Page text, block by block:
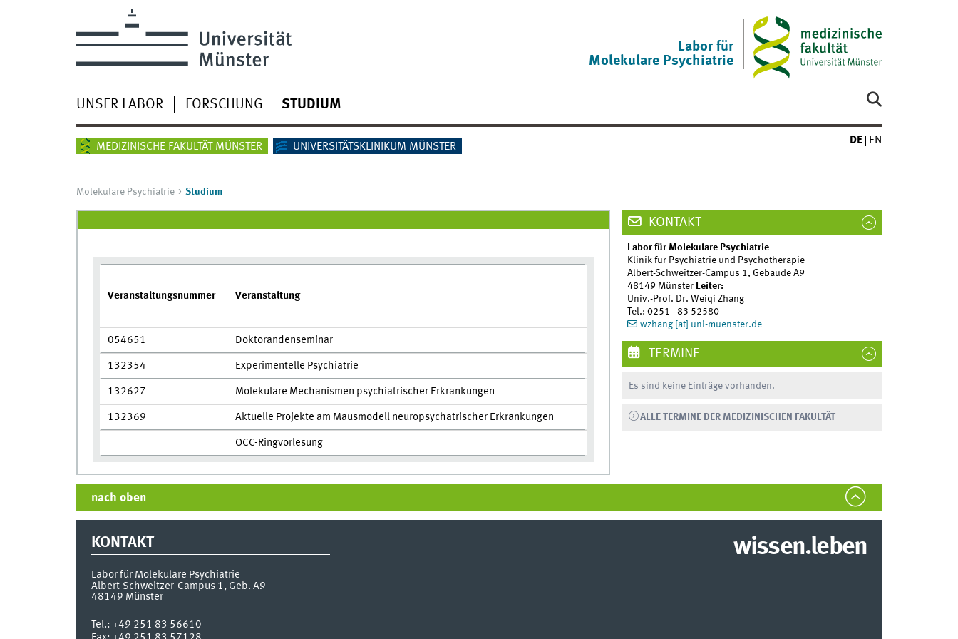
Labor für
Molekulare Psychiatrie
UNSER LABOR FORSCHUNG STUDIUM
MEDIZINISCHE FAKULTÄT MÜNSTER UNIVERSITÄTSKLINIKUM MÜNSTER
DE EN
Molekulare Psychiatrie Studium
Veranstaltungsnummer Veranstaltung
054651 Doktorandenseminar
132354 Experimentelle Psychiatrie
132627 Molekulare Mechanismen psychiatrischer Erkrankungen
132369 Aktuelle Projekte am Mausmodell neuropsychatrischer Erkrankungen
OCC-Ringvorlesung
KONTAKT
Labor für Molekulare Psychiatrie
Klinik für Psychiatrie und Psychotherapie
Albert-Schweitzer-Campus 1, Gebäude A9
48149 Münster Leiter:
Univ.-Prof. Dr. Weiqi Zhang
Tel.: 0251 - 83 52580
wzhang [at] uni-muenster.de
TERMINE
Es sind keine Einträge vorhanden.
ALLE TERMINE DER MEDIZINISCHEN FAKULTÄT
nach oben
KONTAKT
Labor für Molekulare Psychiatrie
Albert-Schweitzer-Campus 1, Geb. A9
48149 Münster
Tel.: +49 251 83 56610
wissen.leben